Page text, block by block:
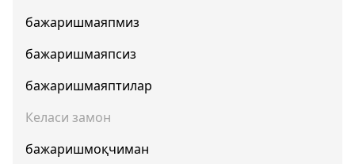
бажаришмаяпмиз
бажаришмаяпсиз
бажаришмаяптилар
Келаси замон
бажаришмоқчиман